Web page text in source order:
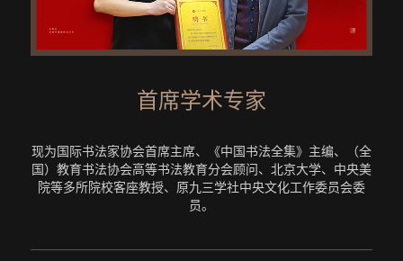
首席学术专家
现为国际书法家协会首席主席、《中国书法全集》主编、（全
国）教育书法协会高等书法教育分会顾问、北京大学、中央美
院等多所院校客座教授、原九三学社中央文化工作委员会委
员。